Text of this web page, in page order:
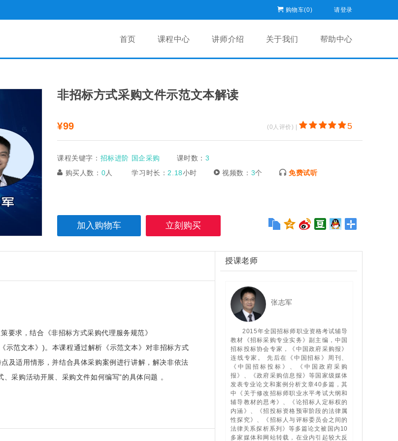
购物车(0) 请登录
首页 课程中心 讲师介绍 关于我们 帮助中心
非招标方式采购文件示范文本解读
(0人评价) | 5
¥99
课程关键字： 招标进阶 国企采购 课时数：3
购买人数： 0人 学习时长： 2.18小时 视频数： 3个 免费试听
要求，结合《非招标方式采购代理服务规范》
范文本》)。本课程通过解析《示范文本》对非招标方式
及适用情形，并结合具体采购案例进行讲解，解决非依法
采购活动开展、采购文件如何编写”的具体问题 。
授课老师
张志军
2015年全国招标师职业资格考试辅导
教材《招标采购专业实务》副主编，中国
招标投标协会专家，《中国政府采购报》
连线专家。 先后在《中国招标》周刊、
《中国招标投标》、《中国政府采购
报》、《政府采购信息报》等国家级媒体
发表专业论文和案例分析文章40多篇，其
中《关于修改招标师职业水平考试大纲和
辅导教材的思考》、《论招标人定标权的
内涵》、《招投标资格预审阶段的法律属
性探究》、《招标人与评标委员会之间的
法律关系探析系列》等多篇论文被国内10
多家媒体和网站转载，在业内引起较大反